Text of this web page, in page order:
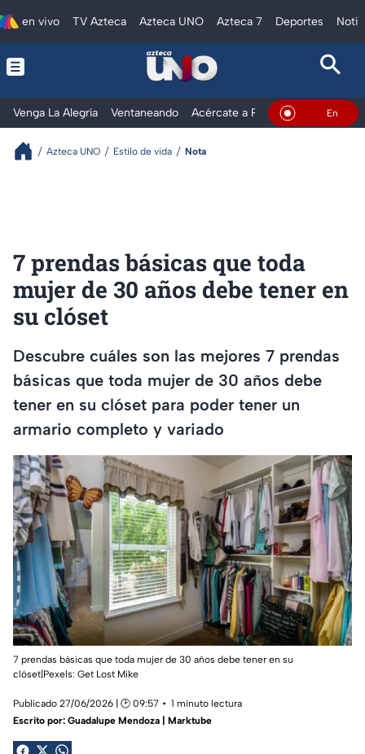
en vivo TV Azteca Azteca UNO Azteca 7 Deportes
Venga La Alegría Ventaneando Acércate a Rocío Al Extremo
En Vivo
Azteca UNO Estilo de vida Nota
7 prendas básicas que toda
mujer de 30 años debe tener en
su clóset
Descubre cuáles son las mejores 7 prendas
básicas que toda mujer de 30 años debe
tener en su clóset para poder tener un
armario completo y variado
7 prendas básicas que toda mujer de 30 años debe tener en su
clóset|Pexels: Get Lost Mike
Publicado 27/06/2026 | 🕑 09:57
1 minuto lectura
Escrito por: Guadalupe Mendoza | Marktube